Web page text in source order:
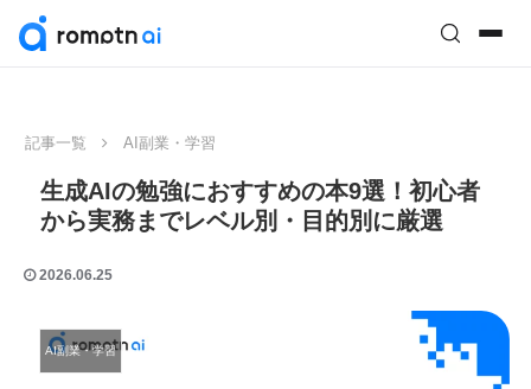
記事一覧 AI副業・学習
生成AIの勉強におすすめの本9選！初心者
から実務までレベル別・目的別に厳選
2026.06.25
AI副業・学習